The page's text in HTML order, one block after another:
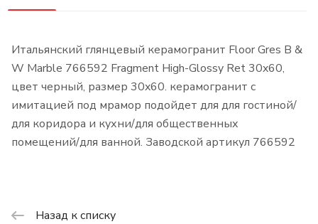
Итальянский глянцевый керамогранит Floor Gres B &
W Marble 766592 Fragment High-Glossy Ret 30x60,
цвет черный, размер 30x60. керамогранит с
имитацией под мрамор подойдет для для гостиной/
для коридора и кухни/для общественных
помещений/для ванной. Заводской артикул 766592
Назад к списку